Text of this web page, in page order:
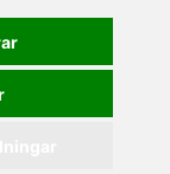
FÖR
1, 2ST